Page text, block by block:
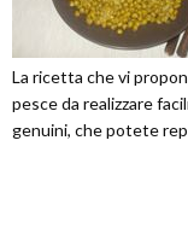
La ricetta che vi
pesce da realizzare
genuini, che potete